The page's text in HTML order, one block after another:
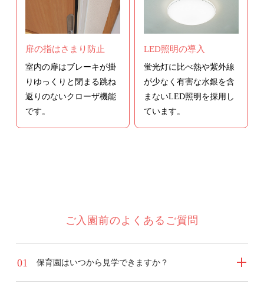
扉の指はさまり防止
室内の扉はブレーキが掛
りゆっくりと閉まる跳ね
返りのないクローザ機能
です。
LED照明の導入
蛍光灯に比べ熱や紫外線
が少なく有害な水銀を含
まないLED照明を採用し
ています。
ご入園前のよくあるご質問
1 保育園はいつから見学できますか？